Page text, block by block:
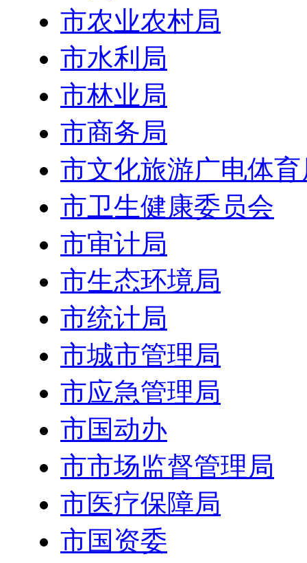
市农业农村局
市水利局
市林业局
市商务局
市文化旅游广电体育
市卫生健康委员会
市审计局
市生态环境局
市统计局
市城市管理局
市应急管理局
市国动办
市市场监督管理局
市医疗保障局
市国资委